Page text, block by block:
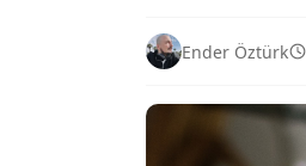
Ender Öztürk